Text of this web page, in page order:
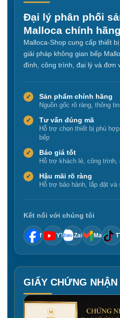
Đại lý phân phối
Malloca chính hãng
Malloca-Shop cung cấp thiết
giải pháp không gian bếp
đình, công trình, đại lý và đơn
✓ Sản phẩm chính hãng
Nguồn gốc rõ ràng, thông
✓ Tư vấn đúng mã
Hỗ trợ chọn thiết bị phù
bếp
✓ Báo giá tốt
Hỗ trợ khách lẻ, công trình,
✓ Hậu mãi rõ ràng
Hỗ trợ bảo hành, lắp đặt và
Kết nối với chúng tôi
f YT Zalo Mail
GIẤY CHỨNG NHẬN